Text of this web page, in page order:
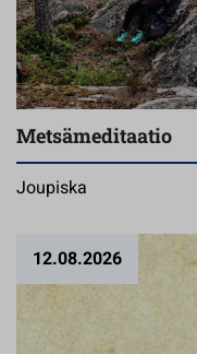
Metsämeditaatio
Joupiska
12.08.2026